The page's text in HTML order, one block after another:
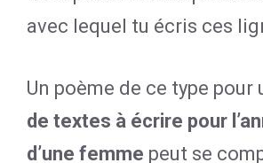
avec lequel tu écris ces
Un poème de ce type pour
de textes à écrire pour
d’une femme peut se